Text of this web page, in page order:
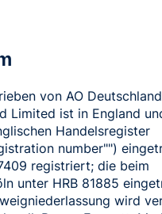
von AO
Limited ist in England
Handelsregister
number"")
registriert; die beim
unter HRB 81885
wird